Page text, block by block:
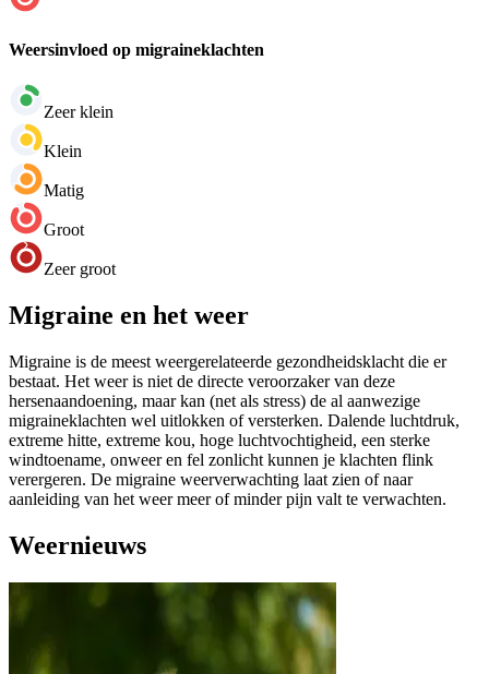
Weersinvloed op migraineklachten
Zeer klein
Klein
Matig
Groot
Zeer groot
Migraine en het weer
Migraine is de meest weergerelateerde gezondheidsklacht die er
bestaat. Het weer is niet de directe veroorzaker van deze
hersenaandoening, maar kan (net als stress) de al aanwezige
migraineklachten wel uitlokken of versterken. Dalende luchtdruk,
extreme hitte, extreme kou, hoge luchtvochtigheid, een sterke
windtoename, onweer en fel zonlicht kunnen je klachten flink
verergeren. De migraine weerverwachting laat zien of naar
aanleiding van het weer meer of minder pijn valt te verwachten.
Weernieuws